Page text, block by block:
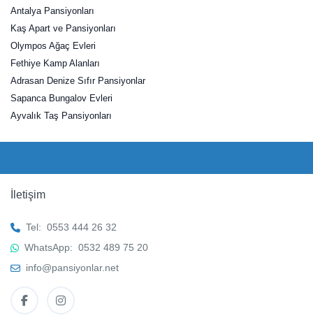
Antalya Pansiyonları
Kaş Apart ve Pansiyonları
Olympos Ağaç Evleri
Fethiye Kamp Alanları
Adrasan Denize Sıfır Pansiyonlar
Sapanca Bungalov Evleri
Ayvalık Taş Pansiyonları
İletişim
Tel: 0553 444 26 32
WhatsApp: 0532 489 75 20
info@pansiyonlar.net